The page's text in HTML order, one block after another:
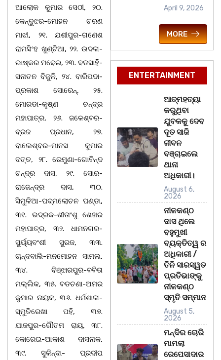
ଆଲୋକ କୁମାର ସେଠୀ, ୨୦.
କେନ୍ଦୁଝର-ମୋହନ ଚରଣ
ମାଝୀ, ୨୧. ଯଶୀପୁର-ଗଣେଶ
ରାମସିଂହ ଖୁଣ୍ଟିଆ, ୨୨. ଉଦଳା-
ଭାଷ୍କର ମଢେଇ, ୨୩. ବଡସାହି-
ସନାତନ ବିଜୁଳି, ୨୪. ବାରିପଦା-
ପ୍ରକାଶ ସୋରେନ୍, ୨୫.
ମୋରଡା-କୃଷ୍ଣ ଚନ୍ଦ୍ର
ମହାପାତ୍ର, ୨୬. ଜଳେଶ୍ବର-
ବ୍ରଜ ପ୍ରଧାନ, ୨୭.
ବାଲେଶ୍ବର-ମାନସ କୁମାର
ଦତ୍ତ, ୨୮. ରେମୁଣା-ଗୋବିନ୍ଦ
ଚନ୍ଦ୍ର ଦାସ, ୨୯. ସୋର-
ରାଜେନ୍ଦ୍ର ଦାସ, ୩୦.
ସିମୁଳିଆ-ପଦ୍ମଲୋଚନ ପଣ୍ଡା,
୩୧. ଭଦ୍ରକ-ଶୀତାଂଶୁ ଶେଖର
ମହାପାତ୍ର, ୩୨. ଧାମନଗର-
ସୁର୍ୟ୍ୟବଂଶୀ ସୁରଜ, ୩୩.
ଚାନ୍ଦବାଲି-ମନମୋହନ ସାମଲ,
୩୪. ବିଞ୍ଝାରପୁର-ବବିତା
ମଲ୍ଲିକ, ୩୫. ବଡଚଣା-ଅମର
କୁମାର ନାୟକ, ୩୬. ଧର୍ମଶାଳା-
ସ୍ମୁତିରେଖା ପହି, ୩୭.
ଯାଜପୁର-ଗୌତମ ରାୟ, ୩୮.
କୋରେଇ-ଆକାଶ ଦାସନାକ,
୩୯. ସୁକିନ୍ଦା- ପ୍ରଦୀପ
April 9, 2026
MORE
ENTERTAINMENT
ଆତ୍ମହତ୍ୟା
କରୁଥିବା
ଯୁବକକୁ ଦେବ
ଦୂତ ସାଜି
ଜୀବନ
ବଞ୍ଚାଇଲେ
ଥାନା
ଅଧିକାରୀ।
August 6,
2026
ନୀଳକଣ୍ଠ
ଦାସ ଥିଲେ
ବହୁମୁଖୀ
ବ୍ୟକ୍ତିତ୍ୱ ର
ଅଧିକାରୀ /
ତିନି ସାରସ୍ୱତ
ପ୍ରତିଭାଙ୍କୁ
ନୀଳକଣ୍ଠ
ସ୍ମୃତି ସମ୍ମାନ
August 5,
2026
ମନ୍ଦିର ଚୋରି
ମାମଲା
ରେପେସାଦାର